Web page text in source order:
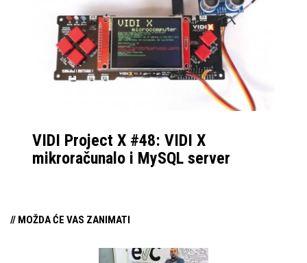
igrama,brzim 144 Hz
ekranomi odličnom
RGB tipkovnicom
Testni model, međutim,
ima samo 8 GB radne
prostor za pohranu
podataka, što zahtijeva
VIDI Project X #48: VIDI X
mikroračunalo i MySQL server
// MOŽDA ĆE VAS ZANIMATI